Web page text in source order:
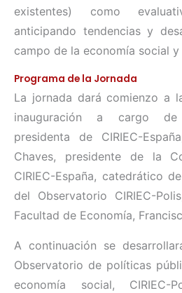
existentes) como
anticipando tendencias y
campo de la economía social y
Programa de la Jornada
La jornada dará comienzo a
inauguración a cargo de
presidenta de CIRIEC-
Chaves, presidente de la
CIRIEC-España, catedrático
del Observatorio CIRIEC-
Facultad de Economía,
A continuación se
Observatorio de políticas
economía social,